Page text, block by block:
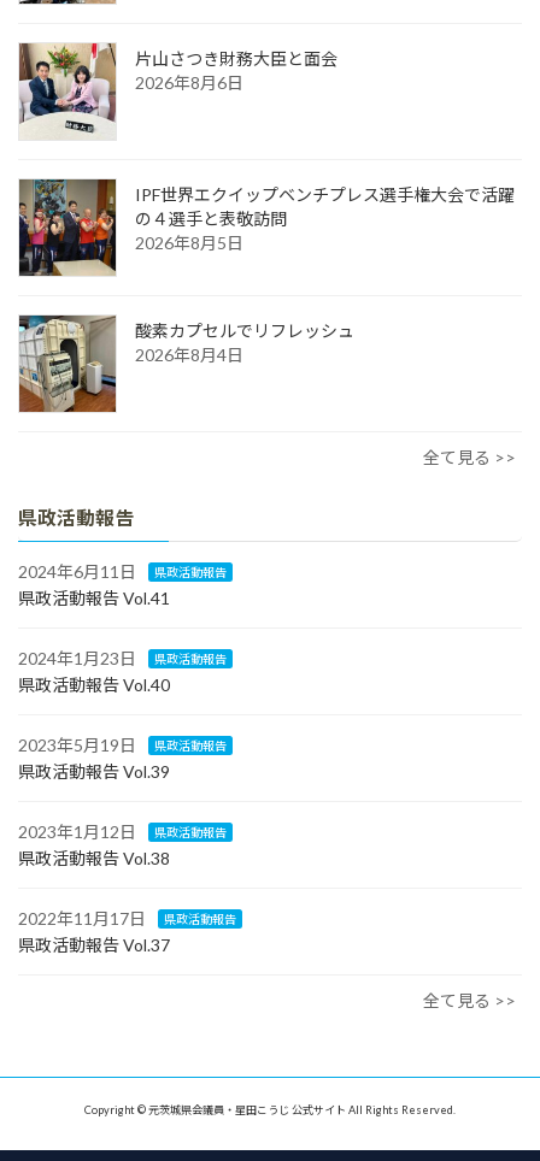
片山さつき財務大臣と面会
2026年8月6日
IPF世界エクイップベンチプレス選手権大会で活躍
の４選手と表敬訪問
2026年8月5日
酸素カプセルでリフレッシュ
2026年8月4日
全て見る >>
県政活動報告
2024年6月11日 県政活動報告
県政活動報告 Vol.41
2024年1月23日 県政活動報告
県政活動報告 Vol.40
2023年5月19日 県政活動報告
県政活動報告 Vol.39
2023年1月12日 県政活動報告
県政活動報告 Vol.38
2022年11月17日 県政活動報告
県政活動報告 Vol.37
全て見る >>
Copyright © 元茨城県会議員・星田こうじ 公式サイト All Rights Reserved.